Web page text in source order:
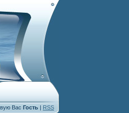
Вас Гость | RSS